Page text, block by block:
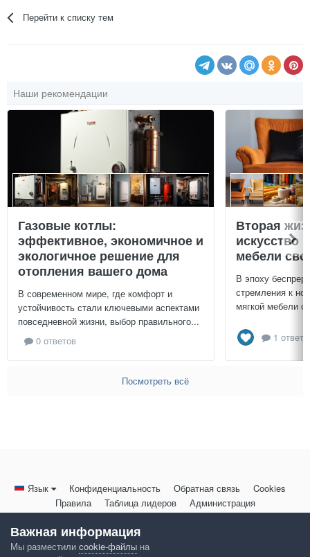
Перейти к списку тем
Наши рекомендации
Газовые котлы:
эффективное, экономичное и
экологичное решение для
отопления вашего дома
В современном мире, где комфорт и
устойчивость стали ключевыми аспектами
повседневной жизни, выбор правильного...
0 ответов
Вторая
искусство
мебели
В эпоху
стремления к
мягкой мебели
1 ответ
Посмотреть всё
Язык Конфиденциальность Обратная связь
Cookies
Правила
Таблица лидеров Администрация
Powered by Invision Community
Важная информация
Мы разместили cookie-файлы на